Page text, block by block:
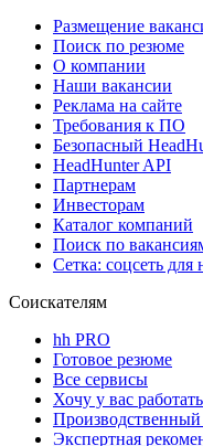
Размещение
Поиск по резюме
О компании
Наши вакансии
Реклама на сайте
Требования к ПО
Безопасный
HeadHunter API
Партнерам
Инвесторам
Каталог компаний
Поиск по
Сетка: соцсеть для
Соискателям
hh PRO
Готовое резюме
Все сервисы
Хочу у вас работать
Производственный
Экспертная